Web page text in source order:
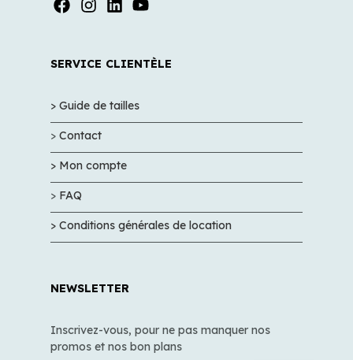
SERVICE CLIENTÈLE
> Guide de tailles
> Contact
> Mon compte
> FAQ
> Conditions générales de location
NEWSLETTER
Inscrivez-vous, pour ne pas manquer nos
promos et nos bon plans